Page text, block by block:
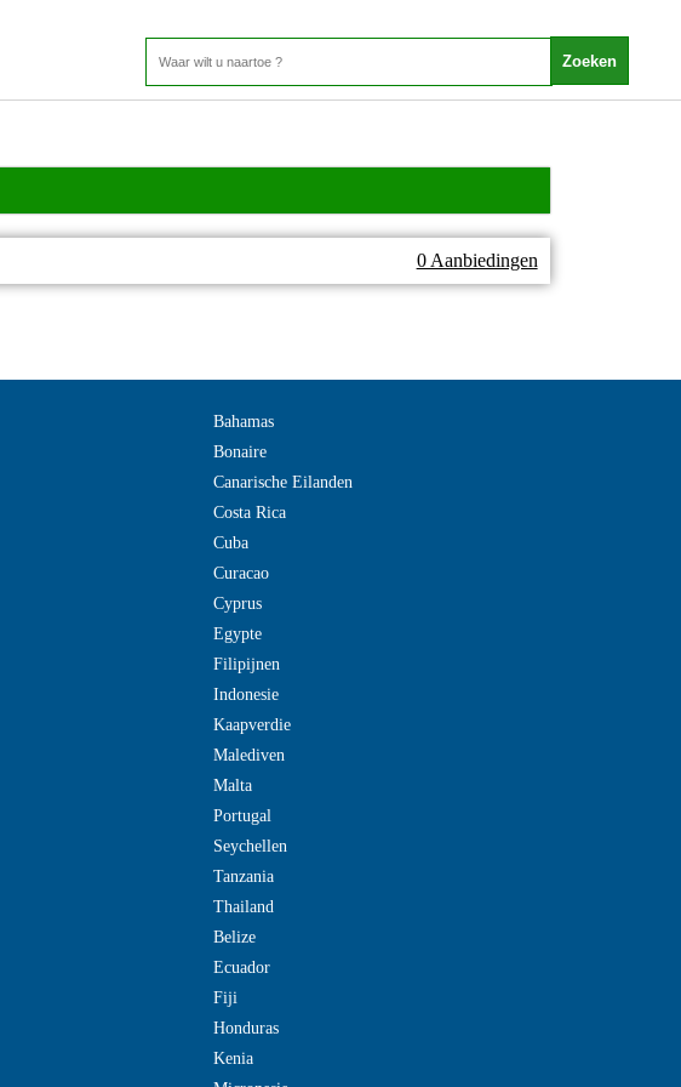
0 Aanbiedingen
Bahamas
Bonaire
Canarische Eilanden
Costa Rica
Cuba
Curacao
Cyprus
Egypte
Filipijnen
Indonesie
Kaapverdie
Malediven
Malta
Portugal
Seychellen
Tanzania
Thailand
Belize
Ecuador
Fiji
Honduras
Kenia